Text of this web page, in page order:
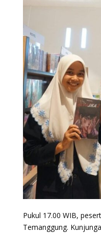
Pukul 17.00 WIB,
Temanggung.